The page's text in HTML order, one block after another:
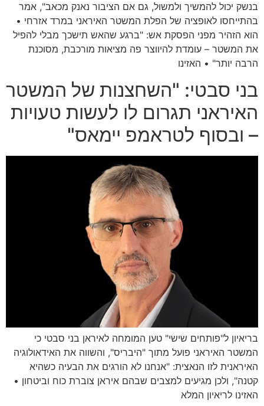
בנשק יכול להמשיך ולמשול, גם אם הציבור נאנק מכאב", אמר
בהתייחסו לאופציה של הפלת המשטר האיראני במרד אזרחי •
הוא הזהיר מפני הפסקת אש: "ברגע שהאש תישכך מבלי להפיל
את המשטר – עומדת להיווצר פה מציאות מורכבת, מסוכנת
הרבה יותר" • האזינו
בני סבטי: "השחצנות של המשטר
האיראני תגרום לו לעשות טעויות
– ובסוף לטראמפ יימאס"
בריאיון ל"פותחים שישי" טען המומחה לאיראן בני סבטי כי
המשטר האיראני פועל מתוך "היבריס", והשווה את האידאולוגיה
האיראנית לזו הנאצית: "אנחנו לא הורגים את הבעיה כשהיא
קטנה", ולכן מגיעים למצבים שבהם איראן צוברת כוח וביטחון •
האזינו לריאיון המלא